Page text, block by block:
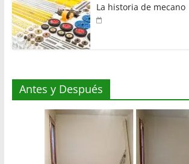
La historia de mecano
Antes y Después